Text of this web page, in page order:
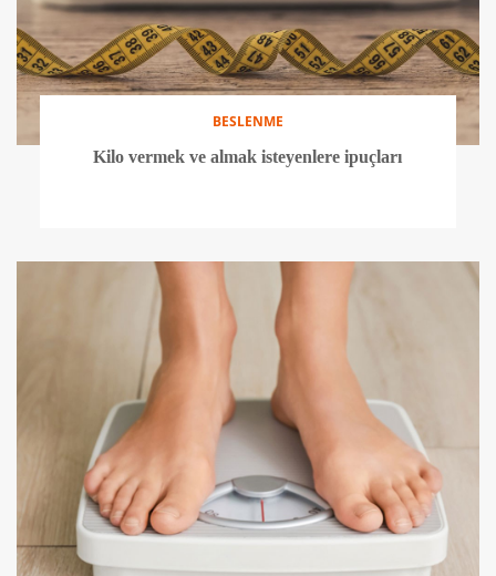
BESLENME
Kilo vermek ve almak isteyenlere ipuçları